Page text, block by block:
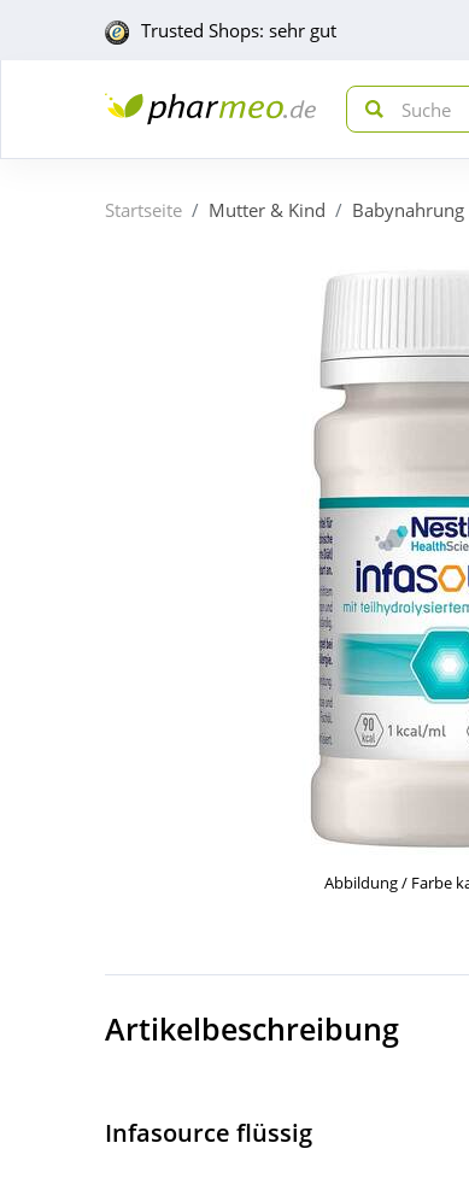
Trusted Shops: sehr gut
Startseite Mutter & Kind Babynahrung
Abbildung / Farbe
Artikelbeschreibung
Infasource flüssig